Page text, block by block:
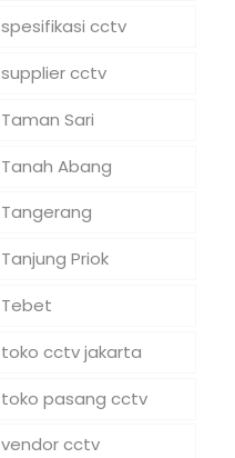
spesifikasi cctv
supplier cctv
Taman Sari
Tanah Abang
Tangerang
Tanjung Priok
Tebet
toko cctv jakarta
toko pasang cctv
vendor cctv